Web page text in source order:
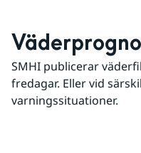
SMHI publicerar
fredagar. Eller vid
varningssituationer.